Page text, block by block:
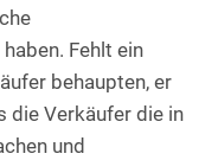
Fehlt ein
behaupten, er
die Verkäufer die in
und